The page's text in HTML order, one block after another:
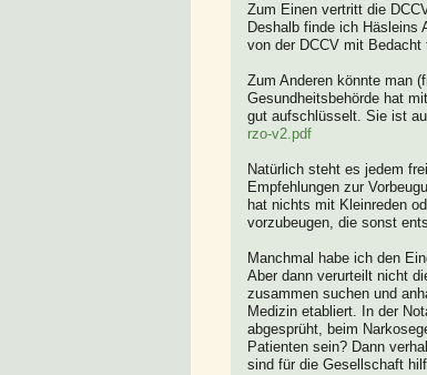
Zum Einen vertritt die
Deshalb finde ich Häsleins
von der DCCV mit
Zum Anderen könnte man
Gesundheitsbehörde hat
gut aufschlüsselt. Sie ist
rzo-v2.pdf
Natürlich steht es jedem
Empfehlungen zur
hat nichts mit Kleinreden
vorzubeugen, die sonst
Manchmal habe ich den
Aber dann verurteilt nicht
zusammen suchen und
Medizin etabliert. In der
abgesprüht, beim
Patienten sein? Dann
sind für die Gesellschaft